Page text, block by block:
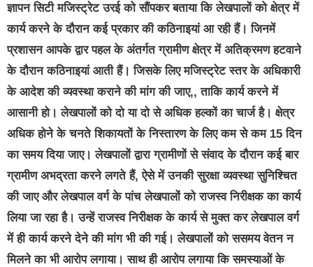
ज्ञापन सिटी मजिस्ट्रेट उरई को सौंपकर बताया कि लेखपालों को क्षेत्र में
कार्य करने के दौरान कई प्रकार की कठिनाइयां आ रही हैं। जिनमें
प्रशासन आपके द्वार पहल के अंतर्गत ग्रामीण क्षेत्र में अतिक्रमण हटवाने
के दौरान कठिनाइयां आती हैं। जिसके लिए मजिस्ट्रेट स्तर के अधिकारी
के आदेश की व्यवस्था कराने की मांग की जाए,, ताकि कार्य करने में
आसानी हो। लेखपालों को दो या दो से अधिक हल्कों का चार्ज है। क्षेत्र
अधिक होने के चनते शिकायतों के निस्तारण के लिए कम से कम 15 दिन
का समय दिया जाए। लेखपालों द्वारा ग्रामीणों से संवाद के दौरान कई बार
ग्रामीण अभद्रता करने लगते हैं, ऐसे में उनकी सुरक्षा व्यवस्था सुनिश्चित
की जाए और लेखपाल वर्ग के पांच लेखपालों को राजस्व निरीक्षक का कार्य
लिया जा रहा है। उन्हें राजस्व निरीक्षक के कार्य से मुक्त कर लेखपाल वर्ग
में ही कार्य करने देने की मांग भी की गई। लेखपालों को ससमय वेतन न
मिलने का भी आरोप लगाया। साथ ही आरोप लगाया कि समस्याओं के